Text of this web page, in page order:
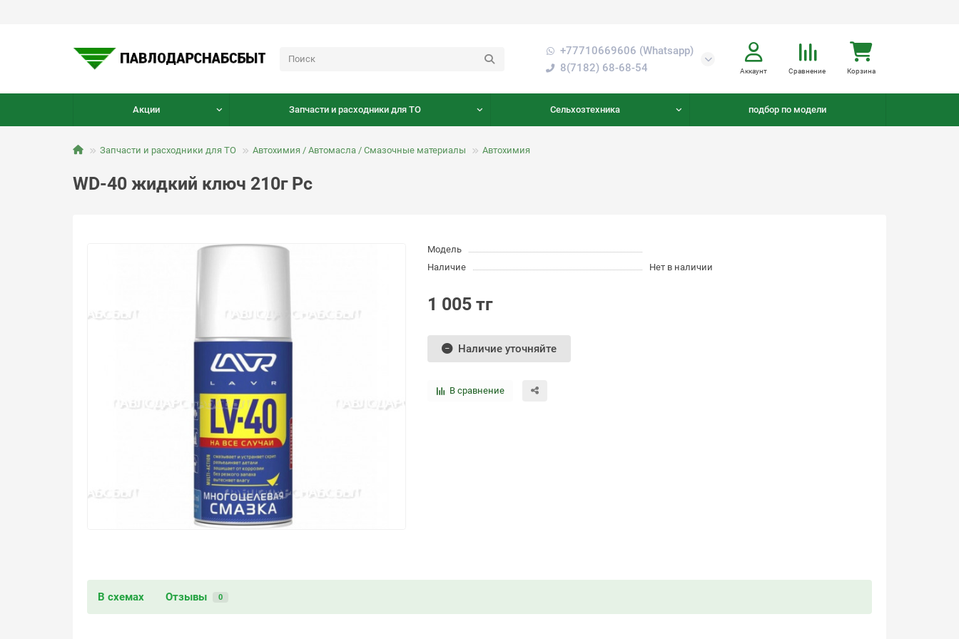
+77710669606 (Whatsapp)
8(7182) 68-68-54
Аккаунт Сравнение Корзина
Акции Запчасти и расходники для ТО Сельхозтехника подбор по модели
Запчасти и расходники для ТО Автохимия / Автомасла / Смазочные материалы Aвтохимия
WD-40 жидкий ключ 210г Рс
Модель
Наличие
Нет в наличии
1 005 тг
Наличие уточняйте
В сравнение
В схемах Отзывы 0